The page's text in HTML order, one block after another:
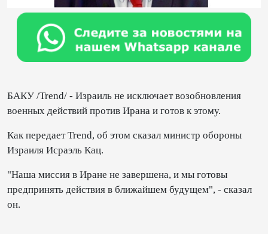
БАКУ /Trend/ - Израиль не исключает возобновления
военных действий против Ирана и готов к этому.
Как передает Trend, об этом сказал министр обороны
Израиля Исраэль Кац.
"Наша миссия в Иране не завершена, и мы готовы
предпринять действия в ближайшем будущем", - сказал
он.